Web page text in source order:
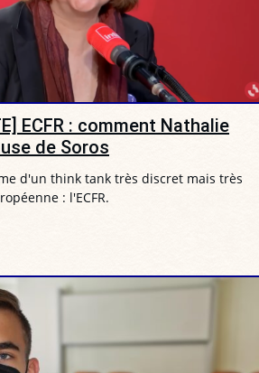
ECFR : comment Nathalie
de Soros
d'un think tank très discret mais très
: l'ECFR.